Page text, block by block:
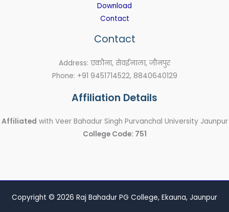
Download
Contact
Contact
Address: एकौना, सेवईनाला, जौनपुर
Phone: +91 9451714522, 8840640129
Affiliation Details
Affiliated with Veer Bahadur Singh Purvanchal University Jaunpur
College Code: 751
Copyright © 2026 Raj Bahadur PG College, Ekauna, Jaunpur